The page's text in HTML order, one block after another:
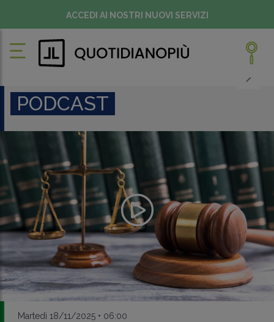
ACCEDI AI NOSTRI NUOVI SERVIZI
PODCAST
Martedì 18/11/2025 • 06:00